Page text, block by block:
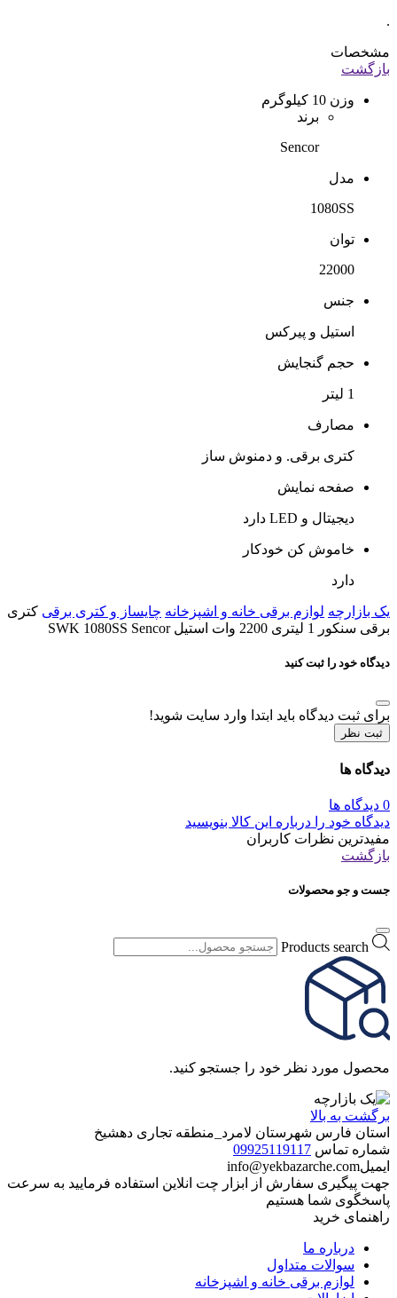
.
مشخصات
بازگشت
وزن 10 کیلوگرم
برند
Sencor
مدل
1080SS
توان
22000
جنس
استیل و پیرکس
حجم گنجایش
1 لیتر
مصارف
کتری برقی. و دمنوش ساز
صفحه نمایش
دیجیتال و LED دارد
خاموش کن خودکار
دارد
یک بازارچه لوازم برقی خانه و اشپزخانه چایساز و کتری برقی کتری
برقی سنکور 1 لیتری 2200 وات استیل SWK 1080SS Sencor
دیدگاه خود را ثبت کنید
برای ثبت دیدگاه باید ابتدا وارد سایت شوید!
ثبت نظر
دیدگاه ها
0 دیدگاه ها
دیدگاه خود را درباره این کالا بنویسید
مفیدترین نظرات کاربران
بازگشت
جست و جو محصولات
Products search
محصول مورد نظر خود را جستجو کنید.
برگشت به بالا
استان فارس شهرستان لامرد_منطقه تجاری دهشیخ
شماره تماس 09925119117
ایمیلinfo@yekbazarche.com
جهت پیگیری سفارش از ابزار چت انلاین استفاده فرمایید به سرعت
پاسخگوی شما هستیم
راهنمای خرید
درباره ما
سوالات متداول
لوازم برقی خانه و اشپزخانه